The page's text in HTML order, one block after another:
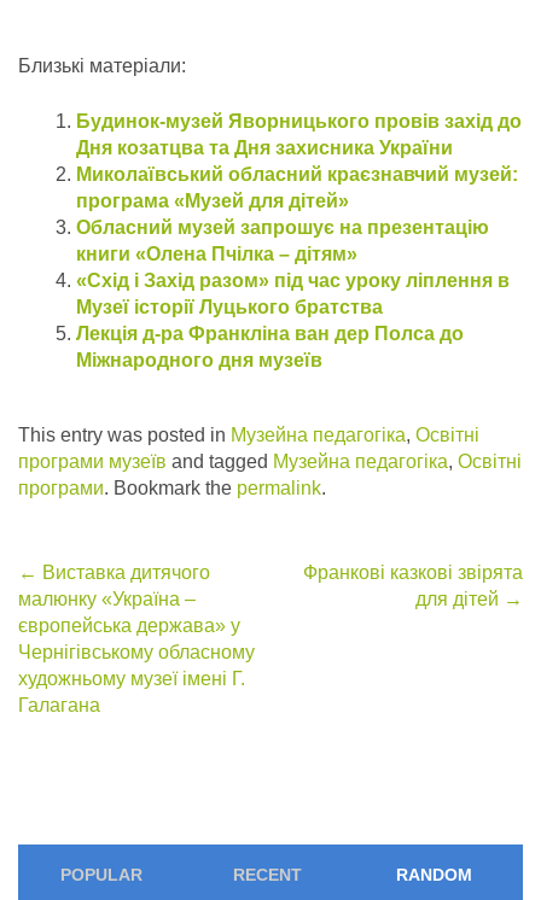
Близькі матеріали:
Будинок-музей Яворницького провів захід до
Дня козатцва та Дня захисника України
Миколаївський обласний краєзнавчий музей:
програма «Музей для дітей»
Обласний музей запрошує на презентацію
книги «Олена Пчілка – дітям»
«Схід і Захід разом» під час уроку ліплення в
Музеї історії Луцького братства
Лекція д-ра Франкліна ван дер Полса до
Міжнародного дня музеїв
This entry was posted in Музейна педагогіка, Освітні
програми музеїв and tagged Музейна педагогіка, Освітні
програми. Bookmark the permalink.
Post
navigation
← Виставка дитячого
малюнку «Україна –
європейська держава» у
Чернігівському обласному
художньому музеї імені Г.
Галагана
Франкові казкові звірята
для дітей →
POPULAR RECENT RANDOM